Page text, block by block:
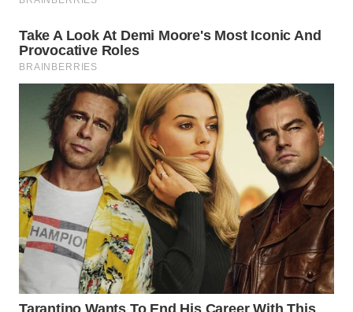
KARO
WN
SIMALUNGUN
WN
LABUHANBATU
WN
TAPANULI
TENGAH
WN DELI
SERDANG